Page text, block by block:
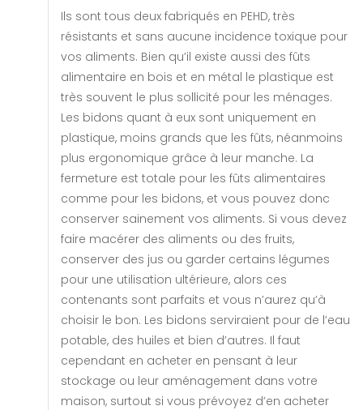
Ils sont tous deux fabriqués en PEHD, très
résistants et sans aucune incidence toxique pour
vos aliments. Bien qu’il existe aussi des fûts
alimentaire en bois et en métal le plastique est
très souvent le plus sollicité pour les ménages.
Les bidons quant à eux sont uniquement en
plastique, moins grands que les fûts, néanmoins
plus ergonomique grâce à leur manche. La
fermeture est totale pour les fûts alimentaires
comme pour les bidons, et vous pouvez donc
conserver sainement vos aliments. Si vous devez
faire macérer des aliments ou des fruits,
conserver des jus ou garder certains légumes
pour une utilisation ultérieure, alors ces
contenants sont parfaits et vous n’aurez qu’à
choisir le bon. Les bidons serviraient pour de l’eau
potable, des huiles et bien d’autres. Il faut
cependant en acheter en pensant à leur
stockage ou leur aménagement dans votre
maison, surtout si vous prévoyez d’en acheter